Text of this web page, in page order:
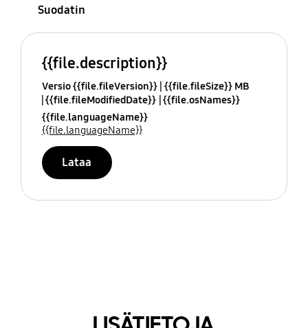
Suodatin
{{file.description}}
Versio {{file.fileVersion}} {{file.fileSize}} MB
{{file.fileModifiedDate}} {{file.osNames}}
{{file.languageName}}
{{file.languageName}}
Lataa